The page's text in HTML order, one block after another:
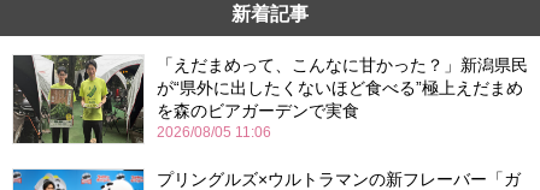
新着記事
「えだまめって、こんなに甘かった？」新潟県民
が“県外に出したくないほど食べる”極上えだまめ
を森のビアガーデンで実食
2026/08/05 11:06
プリングルズ×ウルトラマンの新フレーバー「ガ